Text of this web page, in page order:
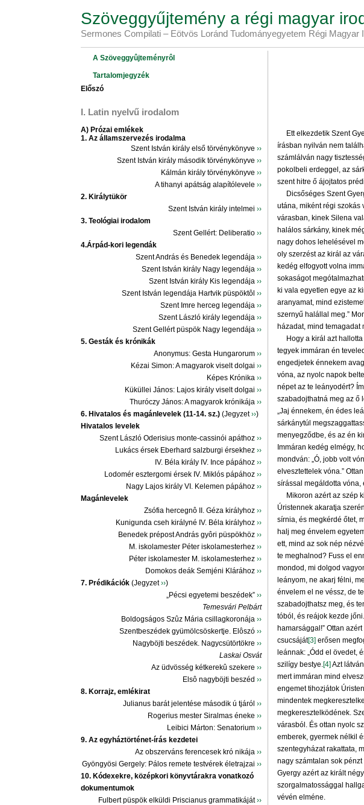
Szöveggyűjtemény a régi magyar
Sermones Compilati – Eötvös Loránd Tudományegyetem Régi Magyar
A Szöveggyûjteményrôl
Tartalomjegyzék
Előszó
I. Latin nyelvű irodalom
A) Prózai emlékek
1. Az államszervezés irodalma
Szent István király első törvénykönyve››
Szent István király második törvénykönyve››
Kálmán király törvénykönyve››
A tihanyi apátság alapítólevele››
2. Királytükör
Szent István király intelmei››
3. Teológiai irodalom
Szent Gellért: Deliberatio››
4.Árpád-kori legendák
Szent András és Benedek legendája››
Szent István király Nagy legendája››
Szent István király Kis legendája››
Szent István legendája Hartvik püspöktôl››
Szent Imre herceg legendája››
Szent László király legendája››
Szent Gellért püspök Nagy legendája››
5. Gesták és krónikák
Anonymus: Gesta Hungarorum››
Kézai Simon: A magyarok viselt dolgai››
Képes Krónika››
Küküllei János: Lajos király viselt dolgai››
Thuróczy János: A magyarok krónikája››
6. Hivatalos és magánlevelek (11-14. sz.) (Jegyzet››)
Hivatalos levelek
Szent László Oderisius monte-cassinói apáthoz››
Lukács érsek Eberhard salzburgi érsekhez››
IV. Béla király IV. Ince pápához››
Lodomér esztergomi érsek IV. Miklós pápához››
Nagy Lajos király VI. Kelemen pápához››
Magánlevelek
Zsófia hercegnô II. Géza királyhoz››
Kunigunda cseh királyné IV. Béla királyhoz››
Benedek prépost András gyôri püspökhöz››
M. iskolamester Péter iskolamesterhez››
Péter iskolamester M. iskolamesterhez››
Domokos deák Semjéni Klárához››
7. Prédikációk(Jegyzet››)
„Pécsi egyetemi beszédek”››
Temesvári Pelbárt
Boldogságos Szûz Mária csillagkoronája››
Szentbeszédek gyümölcsöskertje. Elôszó››
Nagyböjti beszédek. Nagycsütörtökre››
Laskai Osvát
Az üdvösség kétkerekû szekere››
Elsô nagyböjti beszéd››
8. Korrajz, emlékirat
Julianus barát jelentése második ú tjáról››
Rogerius mester Siralmas éneke››
Leibici Márton: Senatorium››
9. Az egyháztörténet-írás kezdetei
Az obszerváns ferencesek kró nikája››
Gyöngyösi Gergely: Pálos remete testvérek életrajzai››
10. Kódexekre, középkori könyvtárakra vonatkozó
dokumentumok
Fulbert püspök elküldi Priscianus grammatikáját››
Ett elkezdetik Szent
írásban nyilván nem
számlálván nagy
pokolbeli erdeggel, az
szent hitre ő ájojtatos
Dicsőséges Szent
utána, miként régi
várasban, kinek Silena
halálos sárkány, kinek
nagy dohos lehelésével
oly szerzést az királ az
kedég elfogyott volna
sokaságot
ki vala egyetlen egye az
aranyamat, mind
szernyű halállal meg.”
házadat, mind temagadat
Hogy a királ azt
tegyek immáran én
engedjetek énnekem
vóna, az nyolc napok
népet az te leányodért?
szabadojthatná meg az ő
„Jaj énnekem, én édes
sárkánytúl
menyegződbe, és az én
Immáran kedég elmégy,
mondván: „Ó, jobb volt
elvesztettelek vóna.”
sírással megáldotta vóna,
Mikoron azért az szép
Úristennek akaratja
sírnia, és megkérdé őtet,
halj meg énvelem
ett, mind az sok nép
te meghalnod? Fuss el
mondod, mi dolgod
leányom, ne akarj félni,
énvelem el ne véssz, de
szabadojthatsz meg, és
tóból, és reájok kezde
hamarsággal!” Ottan
csucsáját[3]erősen
leánnak: „Ódd el övedet,
szilígy bestye.[4]Azt
mert immáran mind
engemet tihozjátok
mindentek
megkeresztelködének.
várasból. És ottan nyolc
emberek, gyermek nélkil
szentegyházat rakattata,
nagy számtalan sok
Gyergy azért az királt
szorgalmatossággal
vévén elméne.